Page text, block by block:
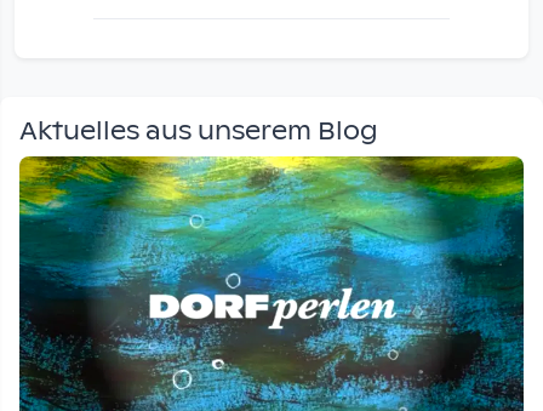
Aktuelles aus unserem Blog